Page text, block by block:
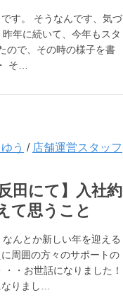
す。 そうなんです、気づ
年に続いて、今年もスタ
ので、その時の様子を書
そ…
う / 店舗運営スタッフ
田にて】入社約
て思うこと
んとか新しい年を迎える
周囲の方々のサポートの
・お世話になりました！
りまし…